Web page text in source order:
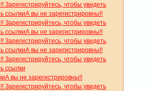
Зарегистрируйтесь, чтобы увидеть
ссылкиА вы не зарегистрировны!!
Зарегистрируйтесь, чтобы увидеть
ссылкиА вы не зарегистрировны!!
Зарегистрируйтесь, чтобы увидеть
ссылкиА вы не зарегистрировны!!
Зарегистрируйтесь, чтобы увидеть
ссылки
А вы не зарегистрировны!!
Зарегистрируйтесь, чтобы увидеть